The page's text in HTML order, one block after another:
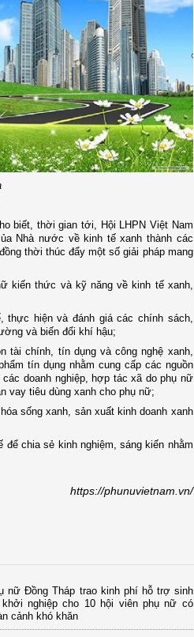
biết, thời gian tới, Hội LHPN Việt Nam
Nhà nước về kinh tế xanh thành các
thời thúc đẩy một số giải pháp mang
kiến thức và kỹ năng về kinh tế xanh,
hiện và đánh giá các chính sách,
và biến đổi khí hậu;
tài chính, tín dụng và công nghệ xanh,
tín dụng nhằm cung cấp các nguồn
doanh nghiệp, hợp tác xã do phụ nữ
vay tiêu dùng xanh cho phụ nữ;
sống xanh, sản xuất kinh doanh xanh
chia sẻ kinh nghiệm, sáng kiến nhằm
https://phunuvietnam.vn/
nữ Đồng Tháp trao kinh phí hỗ trợ sinh
khởi nghiệp cho 10 hội viên phụ nữ có
cảnh khó khăn